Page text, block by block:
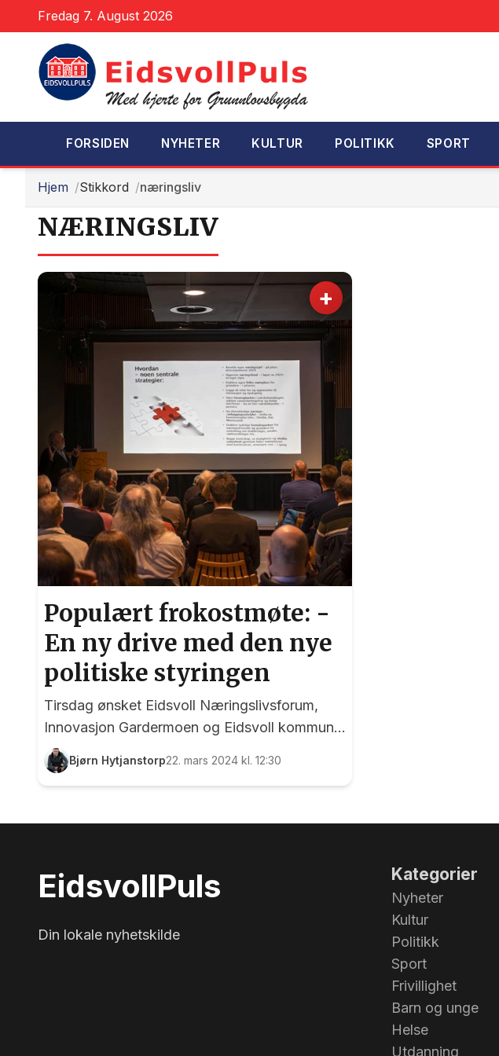
Fredag 7. August 2026
FORSIDEN NYHETER KULTUR POLITIKK SPORT
Hjem Stikkord næringsliv
NÆRINGSLIV
+
Populært frokostmøte: -
En ny drive med den nye
politiske styringen
Tirsdag ønsket Eidsvoll Næringslivsforum,
Innovasjon Gardermoen og Eidsvoll kommune
velkommen til nok et frokostmøte, denne
gangen i Wergelands Hus. De mest ivrige kom
Annicken Thrane Steen som forteller om
Bjørn Hytjanstorp22. mars 2024 kl. 12:30
EidsvollPuls
Din lokale nyhetskilde
Kategorier
Nyheter
Kultur
Politikk
Sport
Frivillighet
Barn og unge
Helse
Utdanning